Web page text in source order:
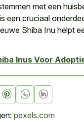
met een
een cruciaal
Shiba Inu helpt
Inus Voor
pexels.com